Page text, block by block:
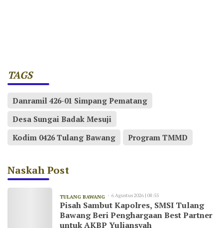
TAGS
Danramil 426-01 Simpang Pematang
Desa Sungai Badak Mesuji
Kodim 0426 Tulang Bawang
Program TMMD
Naskah Post
TULANG BAWANG 6 Agustus 2026 | 08:55
Pisah Sambut Kapolres, SMSI Tulang
Bawang Beri Penghargaan Best Partner
untuk AKBP Yuliansyah